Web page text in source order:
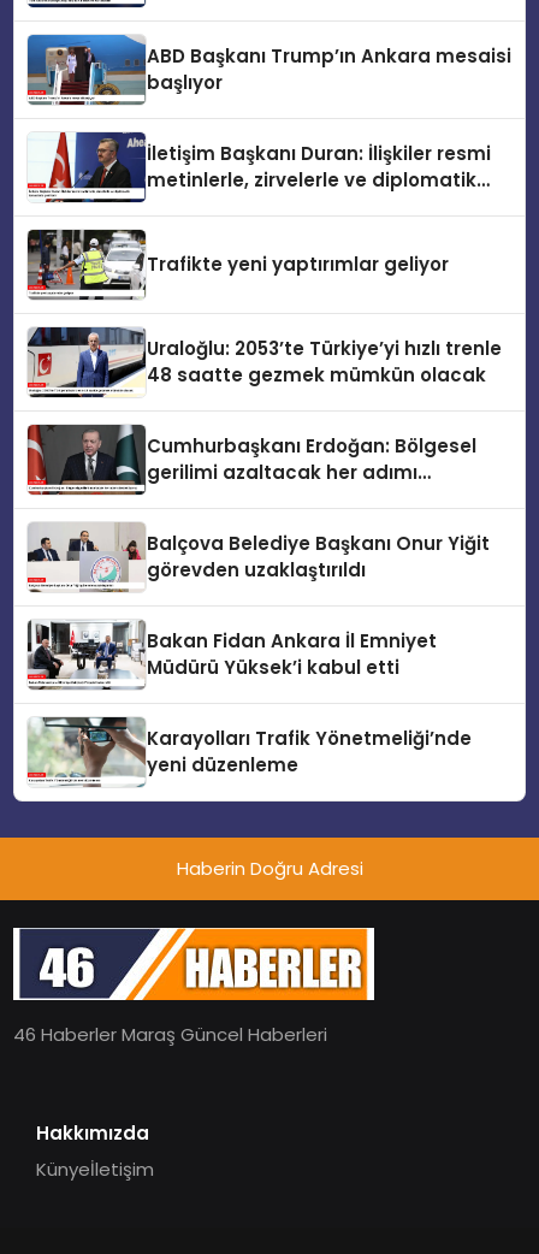
ABD Başkanı Trump’ın Ankara mesaisi
başlıyor
İletişim Başkanı Duran: İlişkiler resmi
metinlerle, zirvelerle ve diplomatik
Trafikte yeni yaptırımlar geliyor
Uraloğlu: 2053’te Türkiye’yi hızlı trenle
48 saatte gezmek mümkün olacak
Cumhurbaşkanı Erdoğan: Bölgesel
gerilimi azaltacak her adımı
Balçova Belediye Başkanı Onur Yiğit
görevden uzaklaştırıldı
Bakan Fidan Ankara İl Emniyet
Müdürü Yüksek’i kabul etti
Karayolları Trafik Yönetmeliği’nde
yeni düzenleme
Haberin Doğru Adresi
46 Haberler Maraş Güncel Haberleri
Hakkımızda
Künyeİletişim